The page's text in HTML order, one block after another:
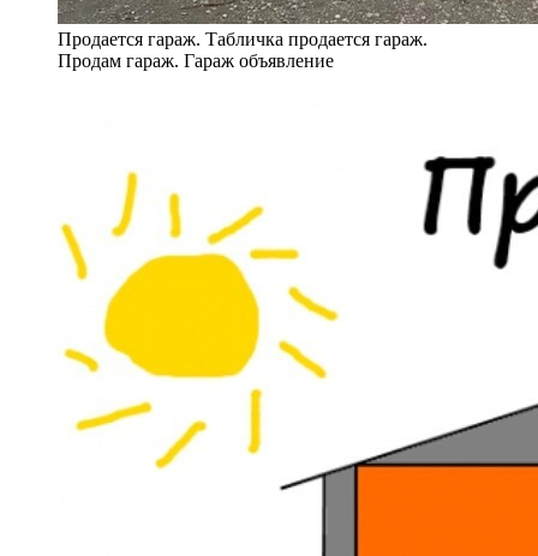
Продается гараж. Табличка продается гараж.
Продам гараж. Гараж объявление